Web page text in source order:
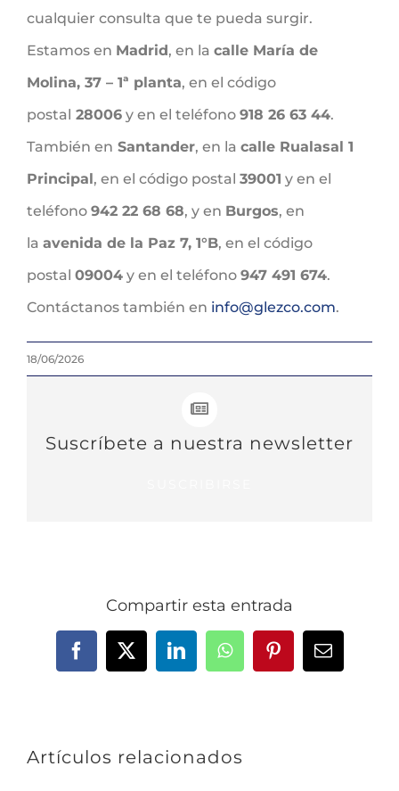
cualquier consulta que te pueda surgir.
Estamos en Madrid, en la calle María de
Molina, 37 – 1ª planta, en el código
postal 28006 y en el teléfono 918 26 63 44.
También en Santander, en la calle Rualasal 1
Principal, en el código postal 39001 y en el
teléfono 942 22 68 68, y en Burgos, en
la avenida de la Paz 7, 1°B, en el código
postal 09004 y en el teléfono 947 491 674.
Contáctanos también en info@glezco.com.
18/06/2026
Suscríbete a nuestra newsletter
Compartir esta entrada
Facebook
X LinkedInWhatsAppPinterestCorreo
Artículos relacionados